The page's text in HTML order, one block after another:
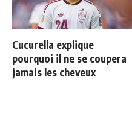
Cucurella explique
pourquoi il ne se coupera
jamais les cheveux